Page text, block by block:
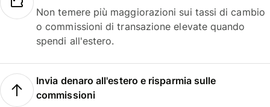
Non temere più maggiorazioni sui tassi di cambio
o commissioni di transazione elevate quando
spendi all'estero.
Invia denaro all'estero e risparmia sulle
commissioni